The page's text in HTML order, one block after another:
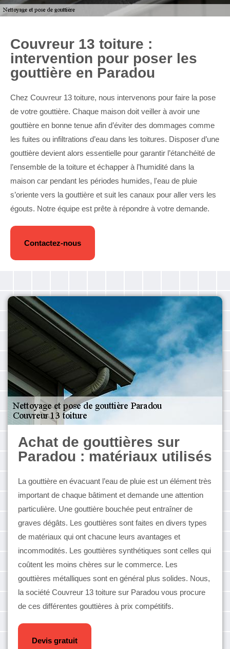
Couvreur 13 toiture :
intervention pour poser les
gouttière en Paradou
Chez Couvreur 13 toiture, nous intervenons pour faire la pose
de votre gouttière. Chaque maison doit veiller à avoir une
gouttière en bonne tenue afin d’éviter des dommages comme
les fuites ou infiltrations d’eau dans les toitures. Disposer d’une
gouttière devient alors essentielle pour garantir l’étanchéité de
l’ensemble de la toiture et échapper à l’humidité dans la
maison car pendant les périodes humides, l'eau de pluie
s’oriente vers la gouttière et suit les canaux pour aller vers les
égouts. Notre équipe est prête à répondre à votre demande.
Contactez-nous
Achat de gouttières sur
Paradou : matériaux utilisés
La gouttière en évacuant l’eau de pluie est un élément très
important de chaque bâtiment et demande une attention
particulière. Une gouttière bouchée peut entraîner de
graves dégâts. Les gouttières sont faites en divers types
de matériaux qui ont chacune leurs avantages et
incommodités. Les gouttières synthétiques sont celles qui
coûtent les moins chères sur le commerce. Les
gouttières métalliques sont en général plus solides. Nous,
la société Couvreur 13 toiture sur Paradou vous procure
de ces différentes gouttières à prix compétitifs.
Devis gratuit